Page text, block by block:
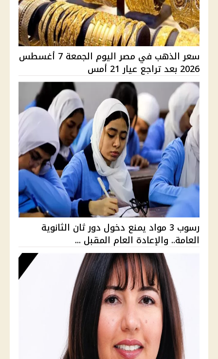
سعر الذهب في مصر اليوم الجمعة 7 أغسطس
2026 بعد تراجع عيار 21 أمس
رسوب 3 مواد يمنع دخول دور ثان الثانوية
العامة.. والإعادة العام المقبل ...